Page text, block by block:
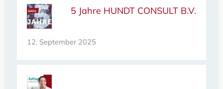
5 Jahre HUNDT CONSULT B.V.
12. September 2025